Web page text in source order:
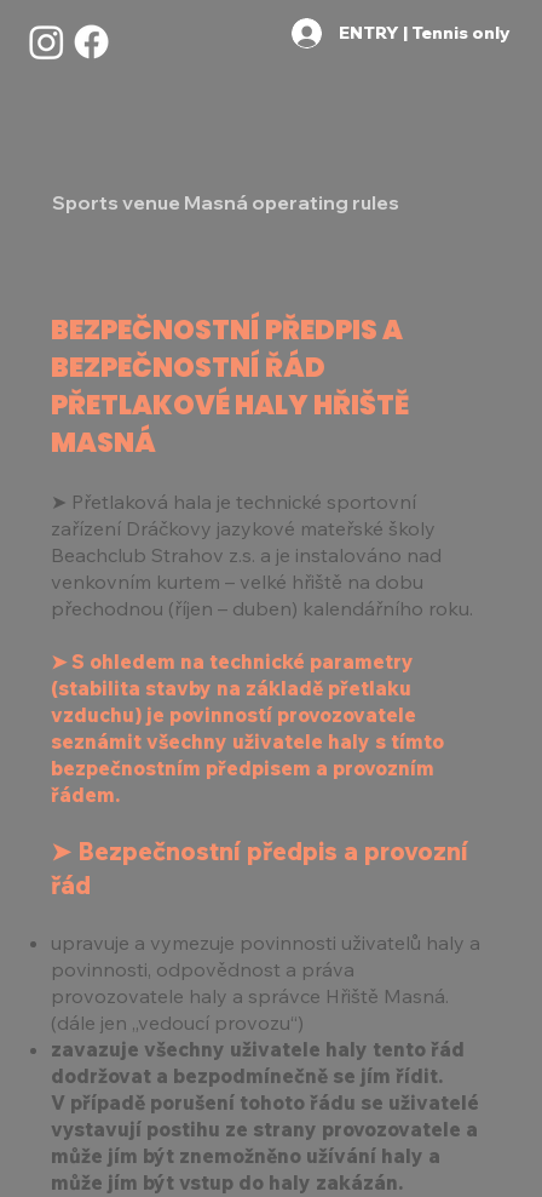
ENTRY | Tennis only
Sports venue Masná operating rules
BEZPEČNOSTNÍ PŘEDPIS A
BEZPEČNOSTNÍ ŘÁD
PŘETLAKOVÉ HALY HŘIŠTĚ
MASNÁ
➤ Přetlaková hala je technické sportovní
zařízení Dráčkovy jazykové mateřské školy
Beachclub Strahov z.s. a je instalováno nad
venkovním kurtem – velké hřiště na dobu
přechodnou (říjen – duben) kalendářního roku.
➤ S ohledem na technické parametry
(stabilita stavby na základě přetlaku
vzduchu) je povinností provozovatele
seznámit všechny uživatele haly s tímto
bezpečnostním předpisem a provozním
řádem.
➤ Bezpečnostní předpis a provozní
řád
upravuje a vymezuje povinnosti uživatelů haly a
povinnosti, odpovědnost a práva
provozovatele haly a správce Hřiště Masná.
(dále jen „vedoucí provozu“)
zavazuje všechny uživatele haly tento řád
dodržovat a bezpodmínečně se jím řídit.
V případě porušení tohoto řádu se uživatelé
vystavují postihu ze strany provozovatele a
může jím být znemožněno užívání haly a
může jím být vstup do haly zakázán.